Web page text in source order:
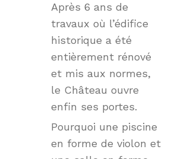
Après 6 ans de
travaux où l’édifice
historique a été
entièrement rénové
et mis aux normes,
le Château ouvre
enfin ses portes.
Pourquoi une piscine
en forme de violon et